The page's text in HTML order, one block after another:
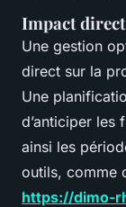
Impact
Une gestion
direct sur la
Une
d’anticiper
ainsi les
outils, comme
https://dimo-